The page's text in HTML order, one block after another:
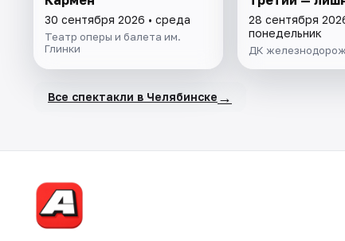
30 сентября 2026 • среда
Театр оперы и балета им.
Глинки
28 сентября
понедельник
ДК
Все спектакли в Челябинске →